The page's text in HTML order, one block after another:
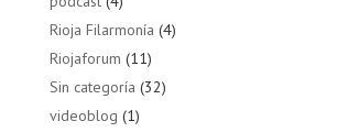
Rioja Filarmonía (4)
Riojaforum (11)
Sin categoría (32)
videoblog (1)